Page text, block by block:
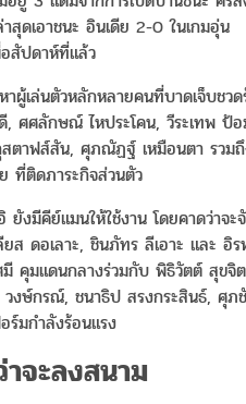
สุดเอาชนะ อินเดีย 2-0 ในเกมอุ่น
อสัปดาห์ที่แล้ว
ผู้เล่นตัวหลักหลายคนที่บาดเจ็บชว
ดี, ศศลักษณ์ ไหประโคน, วีระเทพ ป้
ตาฟส์สัน, ศุภณัฏฐ์ เหมือนตา รวม
ที่ติดภาระกิจส่วนตัว
งมีคีย์แมนให้ใช้งาน โดยคาดว่าจะ
ส ดอเลาะ, ชินภัทร ลีเอาะ และ อิ
คุมแดนกลางร่วมกับ พิธิวัตต์ สุขจิ
งษ์กรณ์, ชนาธิป สรงกระสินธ์, ศุภ
ร์มกำลังร้อนแรง
จะลงสนาม